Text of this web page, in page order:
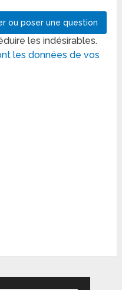
les indésirables.
les données de vos